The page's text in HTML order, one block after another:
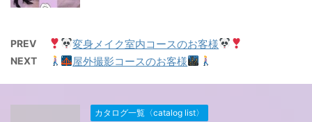
PREV 変身メイク室内コースのお客様
NEXT 屋外撮影コースのお客様
カタログ一覧〈catalog list〉